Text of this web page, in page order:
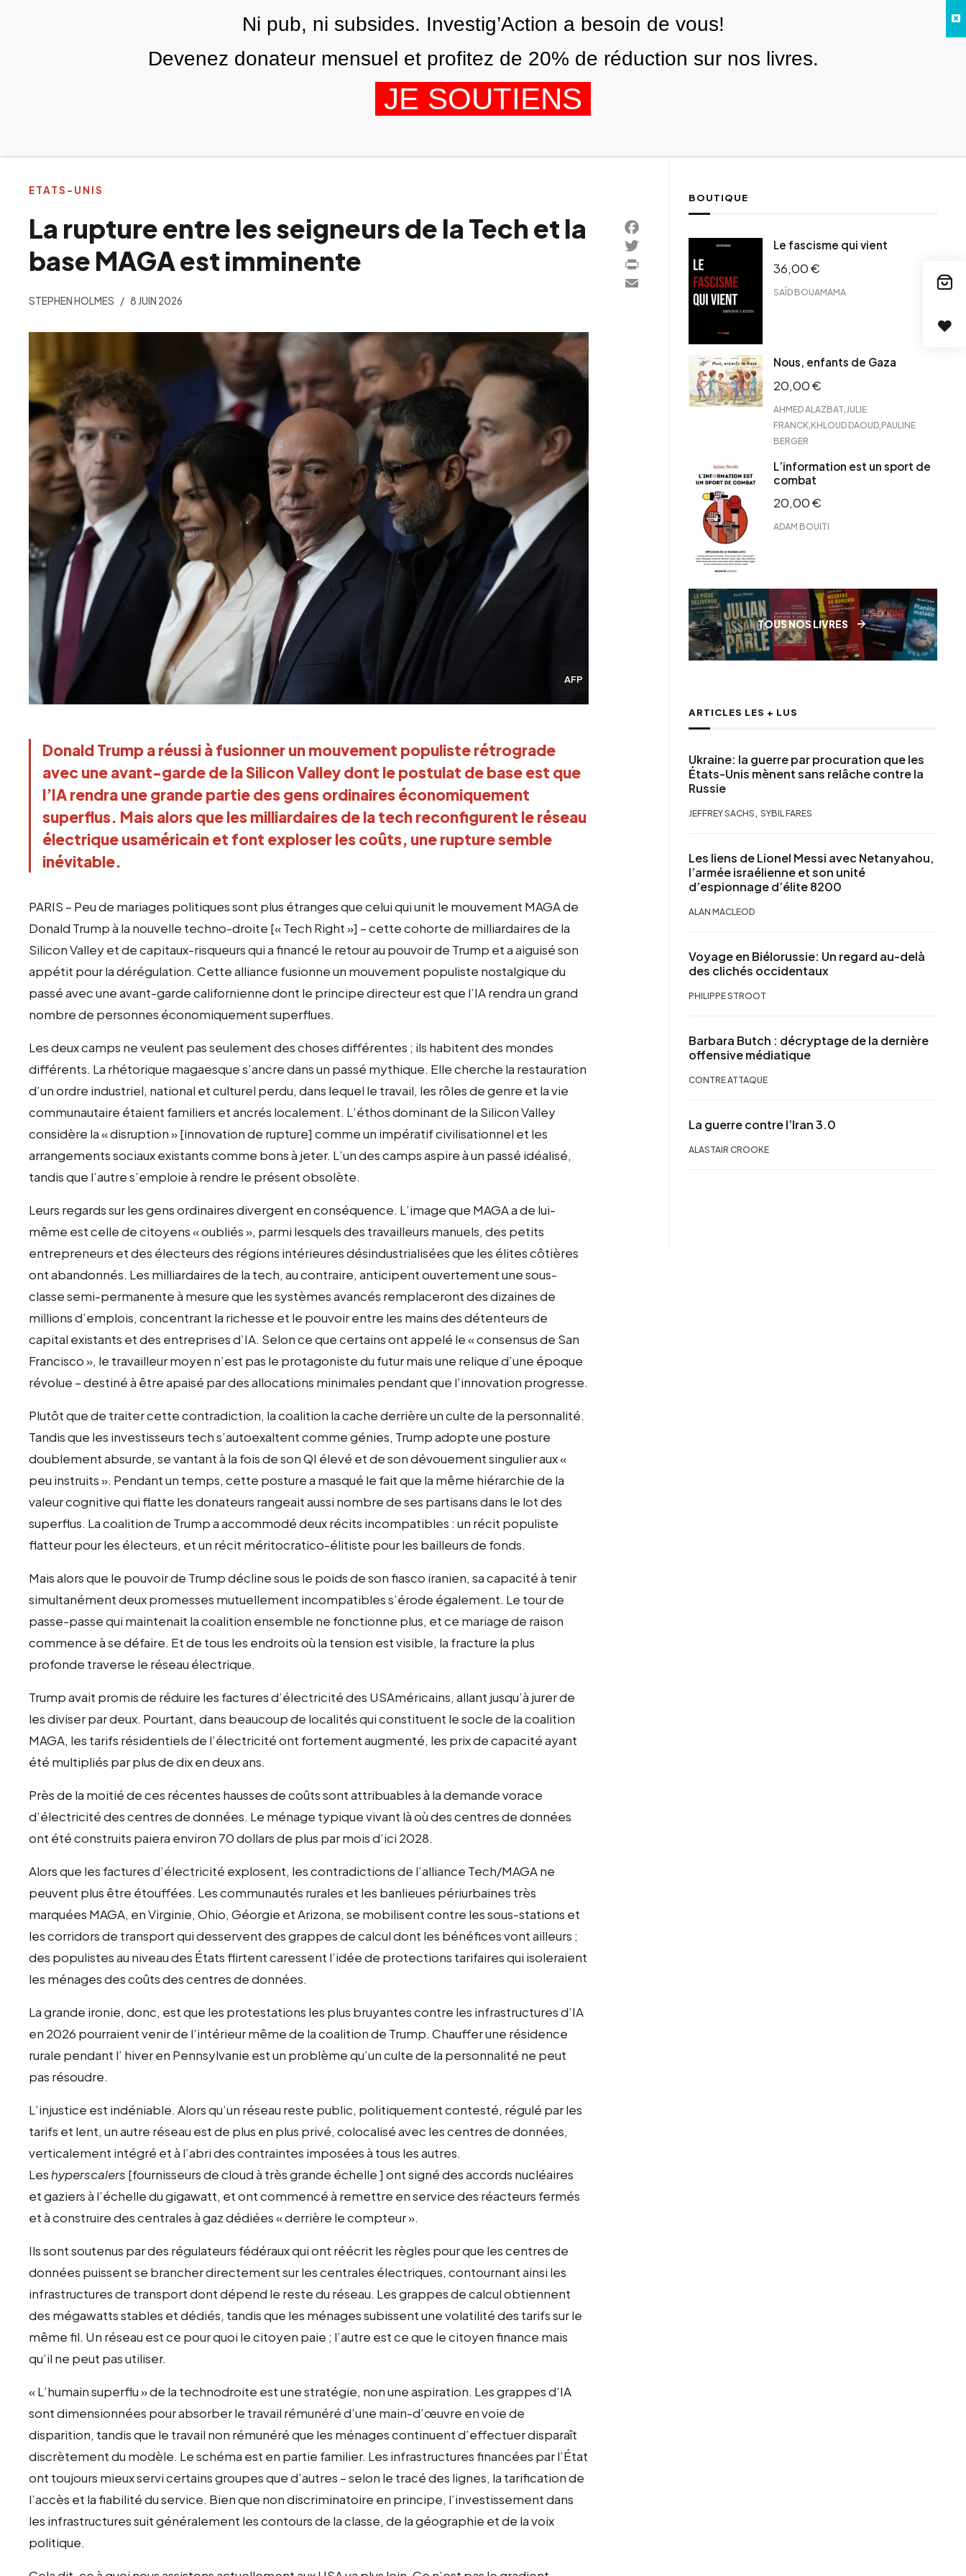
NOUS AGENDA
AFP
La rupture entre les seigneurs de la Tech et la
base MAGA est imminente
STEPHEN HOLMES 8 JUIN 2026
Donald Trump a réussi à fusionner un mouvement populiste rétrograde
avec une avant-garde de la Silicon Valley dont le postulat de base est que
l’IA rendra une grande partie des gens ordinaires économiquement
superflus. Mais alors que les milliardaires de la tech reconfigurent le réseau
électrique usaméricain et font exploser les coûts, une rupture semble
inévitable.
PARIS – Peu de mariages politiques sont plus étranges que celui qui unit le mouvement MAGA de
Donald Trump à la nouvelle techno-droite [« Tech Right »] – cette cohorte de milliardaires de la
Silicon Valley et de capitaux-risqueurs qui a financé le retour au pouvoir de Trump et a aiguisé son
appétit pour la dérégulation. Cette alliance fusionne un mouvement populiste nostalgique du
passé avec une avant-garde californienne dont le principe directeur est que l’IA rendra un grand
nombre de personnes économiquement superflues.
Les deux camps ne veulent pas seulement des choses différentes ; ils habitent des mondes
différents. La rhétorique magaesque s’ancre dans un passé mythique. Elle cherche la restauration
d’un ordre industriel, national et culturel perdu, dans lequel le travail, les rôles de genre et la vie
communautaire étaient familiers et ancrés localement. L’éthos dominant de la Silicon Valley
considère la « disruption » [innovation de rupture] comme un impératif civilisationnel et les
arrangements sociaux existants comme bons à jeter. L’un des camps aspire à un passé idéalisé,
tandis que l’autre s’emploie à rendre le présent obsolète.
Leurs regards sur les gens ordinaires divergent en conséquence. L’image que MAGA a de lui-
même est celle de citoyens « oubliés », parmi lesquels des travailleurs manuels, des petits
entrepreneurs et des électeurs des régions intérieures désindustrialisées que les élites côtières
ont abandonnés. Les milliardaires de la tech, au contraire, anticipent ouvertement une sous-
classe semi-permanente à mesure que les systèmes avancés remplaceront des dizaines de
millions d’emplois, concentrant la richesse et le pouvoir entre les mains des détenteurs de
capital existants et des entreprises d’IA. Selon ce que certains ont appelé le « consensus de San
Francisco », le travailleur moyen n’est pas le protagoniste du futur mais une relique d’une époque
révolue – destiné à être apaisé par des allocations minimales pendant que l’innovation progresse.
Plutôt que de traiter cette contradiction, la coalition la cache derrière un culte de la personnalité.
Tandis que les investisseurs tech s’autoexaltent comme génies, Trump adopte une posture
doublement absurde, se vantant à la fois de son QI élevé et de son dévouement singulier aux «
peu instruits ». Pendant un temps, cette posture a masqué le fait que la même hiérarchie de la
valeur cognitive qui flatte les donateurs rangeait aussi nombre de ses partisans dans le lot des
superflus. La coalition de Trump a accommodé deux récits incompatibles : un récit populiste
flatteur pour les électeurs, et un récit méritocratico-élitiste pour les bailleurs de fonds.
Mais alors que le pouvoir de Trump décline sous le poids de son fiasco iranien, sa capacité à tenir
simultanément deux promesses mutuellement incompatibles s’érode également. Le tour de
passe-passe qui maintenait la coalition ensemble ne fonctionne plus, et ce mariage de raison
commence à se défaire. Et de tous les endroits où la tension est visible, la fracture la plus
profonde traverse le réseau électrique.
Trump avait promis de réduire les factures d’électricité des USAméricains, allant jusqu’à jurer de
les diviser par deux. Pourtant, dans beaucoup de localités qui constituent le socle de la coalition
MAGA, les tarifs résidentiels de l’électricité ont fortement augmenté, les prix de capacité ayant
été multipliés par plus de dix en deux ans.
Près de la moitié de ces récentes hausses de coûts sont attribuables à la demande vorace
d’électricité des centres de données. Le ménage typique vivant là où des centres de données
ont été construits paiera environ 70 dollars de plus par mois d’ici 2028.
Alors que les factures d’électricité explosent, les contradictions de l’alliance Tech/MAGA ne
peuvent plus être étouffées. Les communautés rurales et les banlieues périurbaines très
marquées MAGA, en Virginie, Ohio, Géorgie et Arizona, se mobilisent contre les sous-stations et
les corridors de transport qui desservent des grappes de calcul dont les bénéfices vont ailleurs ;
des populistes au niveau des États flirtent caressent l’idée de protections tarifaires qui isoleraient
les ménages des coûts des centres de données.
La grande ironie, donc, est que les protestations les plus bruyantes contre les infrastructures d’IA
en 2026 pourraient venir de l’intérieur même de la coalition de Trump. Chauffer une résidence
rurale pendant l’ hiver en Pennsylvanie est un problème qu’un culte de la personnalité ne peut
pas résoudre.
L’injustice est indéniable. Alors qu’un réseau reste public, politiquement contesté, régulé par les
tarifs et lent, un autre réseau est de plus en plus privé, colocalisé avec les centres de données,
verticalement intégré et à l’abri des contraintes imposées à tous les autres.
Les hyperscalers [fournisseurs de cloud à très grande échelle ] ont signé des accords nucléaires
et gaziers à l’échelle du gigawatt, et ont commencé à remettre en service des réacteurs fermés
et à construire des centrales à gaz dédiées « derrière le compteur ».
Ils sont soutenus par des régulateurs fédéraux qui ont réécrit les règles pour que les centres de
données puissent se brancher directement sur les centrales électriques, contournant ainsi les
infrastructures de transport dont dépend le reste du réseau. Les grappes de calcul obtiennent
des mégawatts stables et dédiés, tandis que les ménages subissent une volatilité des tarifs sur le
même fil. Un réseau est ce pour quoi le citoyen paie ; l’autre est ce que le citoyen finance mais
qu’il ne peut pas utiliser.
« L’humain superflu » de la technodroite est une stratégie, non une aspiration. Les grappes d’IA
sont dimensionnées pour absorber le travail rémunéré d’une main-d’œuvre en voie de
disparition, tandis que le travail non rémunéré que les ménages continuent d’effectuer disparaît
discrètement du modèle. Le schéma est en partie familier. Les infrastructures financées par l’État
ont toujours mieux servi certains groupes que d’autres – selon le tracé des lignes, la tarification de
l’accès et la fiabilité du service. Bien que non discriminatoire en principe, l’investissement dans
les infrastructures suit généralement les contours de la classe, de la géographie et de la voix
politique.
ETATS-UNIS
Facebook
Twitter
PrintFriendly
Email
BOUTIQUE
Le fascisme qui vient
36,00€
SAÏD BOUAMAMA
Nous, enfants de Gaza
20,00€
AHMED ALAZBAT JULIE
FRANCK KHLOUD DAOUD PAULINE
BERGER
L’information est un sport de
combat
20,00€
ADAM BOUITI
TOUS NOS LIVRES
ARTICLES LES + LUS
Ukraine: la guerre par procuration que les
États-Unis mènent sans relâche contre la
Russie
JEFFREY SACHS , SYBIL FARES
Les liens de Lionel Messi avec Netanyahou,
l’armée israélienne et son unité
d’espionnage d’élite 8200
ALAN MACLEOD
Voyage en Biélorussie: Un regard au-delà
des clichés occidentaux
PHILIPPE STROOT
Barbara Butch : décryptage de la dernière
offensive médiatique
CONTRE ATTAQUE
La guerre contre l’Iran 3.0
ALASTAIR CROOKE
Ni pub, ni subsides. Investig’Action a besoin de vous!
Devenez donateur mensuel et profitez de 20% de réduction sur nos livres.
JE SOUTIENS